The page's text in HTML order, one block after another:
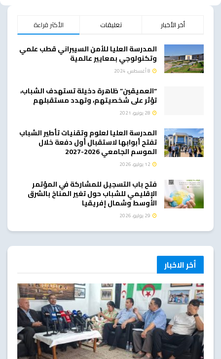
الأكثر قراءة تعليقات أخر الأخبار
المدرسة العليا للأمن السيبراني قطب علمي
وتكنولوجي بمعايير عالمية
“العميقين” ظاهرة دخيلة تستهدف الشباب،
تؤثر على شخصيتهم، وتهدد مستقبلهم
المدرسة العليا لعلوم وتقنيات تأطير الشباب
تفتح أبوابها لاستقبال أول دفعة خلال
الموسم الجامعي 2026-2027
فتح باب التسجيل للمشاركة في المؤتمر
الإقليمي للشباب حول تغير المناخ بالشرق
الأوسط وشمال إفريقيا
أخر الاخبار